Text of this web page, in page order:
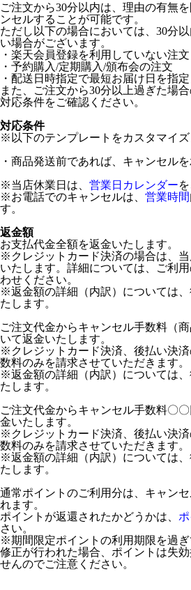
ご注文から30分以内は、理由の有無
ンセルすることが可能です。
ただし以下の場合においては、30分
い場合がございます。
・楽天会員登録を利用していない注文
・予約購入/定期購入/頒布会の注文
・配送日時指定で最短お届け日を指
また、ご注文から30分以上過ぎた場
対応条件をご確認ください。
対応条件
※以下のテンプレートをカスタマイズ
・商品発送前であれば、キャンセルを
※当店休業日は、 営業日カレンダー
※お電話でのキャンセルは、 営業時間
す。
返金額
お支払代金全額を返金いたします。
※クレジットカード決済の場合は、
いたします。詳細については、ご利
わせください。
※返金額の詳細（内訳）については
たします。
ご注文代金からキャンセル手数料（
いて返金いたします。
※クレジットカード決済、後払い決
数料のみを請求させていただきます。
※返金額の詳細（内訳）については
たします。
ご注文代金からキャンセル手数料〇
金いたします。
※クレジットカード決済、後払い決
数料のみを請求させていただきます。
※返金額の詳細（内訳）については
たします。
通常ポイントのご利用分は、キャン
れます。
ポイントが返還されたかどうかは、
さい。
※期間限定ポイントの利用期限を過
修正が行われた場合、ポイントは失
せんのでご注意ください。